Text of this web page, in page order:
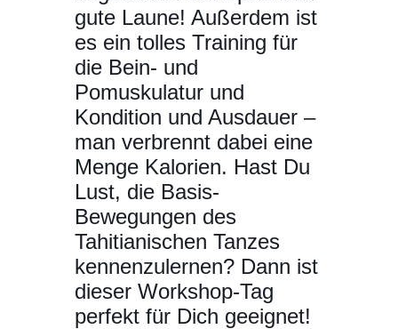
gute Laune! Außerdem ist
es ein tolles Training für
die Bein- und
Pomuskulatur und
Kondition und Ausdauer –
man verbrennt dabei eine
Menge Kalorien. Hast Du
Lust, die Basis-
Bewegungen des
Tahitianischen Tanzes
kennenzulernen? Dann ist
dieser Workshop-Tag
perfekt für Dich geeignet!